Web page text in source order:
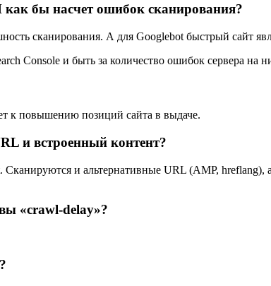
бы насчет ошибок сканирования?
сканирования. А для Googlebot быстрый сайт
Console и быть за количество ошибок сервера на
к повышению позиций сайта в выдаче.
и встроенный контент?
и альтернативные URL (AMP, hreflang),
«crawl-delay»?